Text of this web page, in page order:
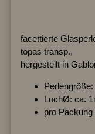
facettierte
topas transp.,
hergestellt in
LochØ: ca.
pro Packung